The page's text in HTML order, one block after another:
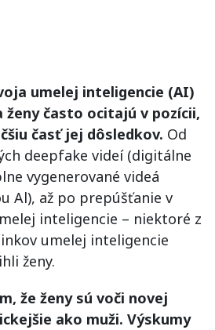
umelej inteligencie (AI)
ženy často ocitajú v pozícii,
časť jej dôsledkov. Od
deepfake videí (digitálne
vygenerované videá
Al), až po prepúšťanie v
inteligencie – niektoré z
umelej inteligencie
ženy.
že ženy sú voči novej
ako muži. Výskumy